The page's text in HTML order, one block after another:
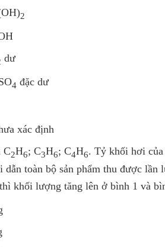
2
dư
4 đặc dư
xác định
C2H6; C3H6; C4H6. Tỷ khối hơi
toàn bộ sản phẩm thu được lần
khối lượng tăng lên ở bình 1 và